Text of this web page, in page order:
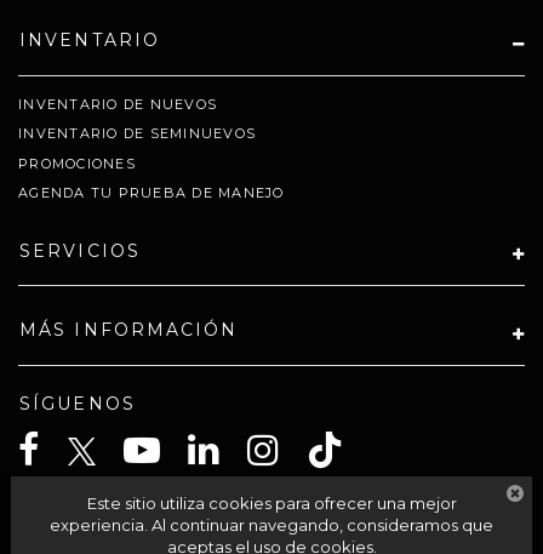
INVENTARIO
INVENTARIO DE NUEVOS
INVENTARIO DE SEMINUEVOS
PROMOCIONES
AGENDA TU PRUEBA DE MANEJO
SERVICIOS
MÁS INFORMACIÓN
SÍGUENOS
CELTA SOLUCIONES SA PI DE CV
Este sitio utiliza cookies para ofrecer una mejor
experiencia. Al continuar navegando, consideramos que
aceptas el uso de cookies.